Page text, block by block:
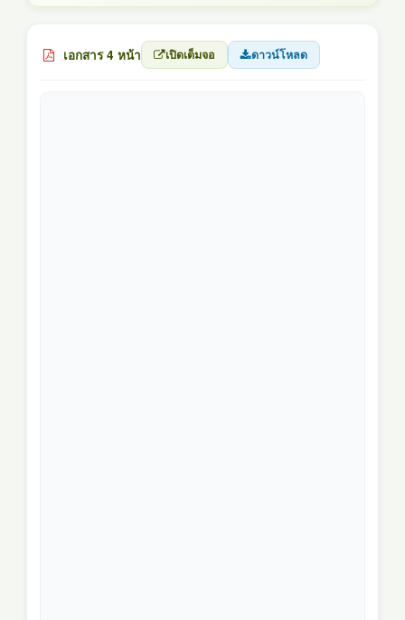
เอกสาร 4 หน้า เปิดเต็มจอ ดาวน์โหลด